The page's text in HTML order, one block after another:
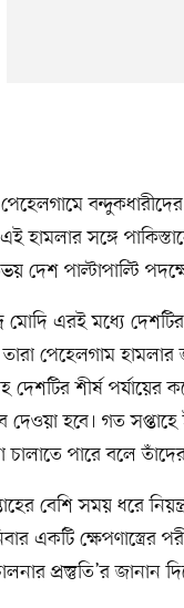
হামলার সঙ্গে
দেশ পাল্টাপাল্টি
মোদি এরই মধ্যে
তারা পেহেলগাম হামলার
শীর্ষ
দেওয়া হবে। গত
চালাতে পারে বলে
বেশি সময় ধরে
একটি ক্ষেপণাস্ত্রের
প্রস্তুতি’র জানান